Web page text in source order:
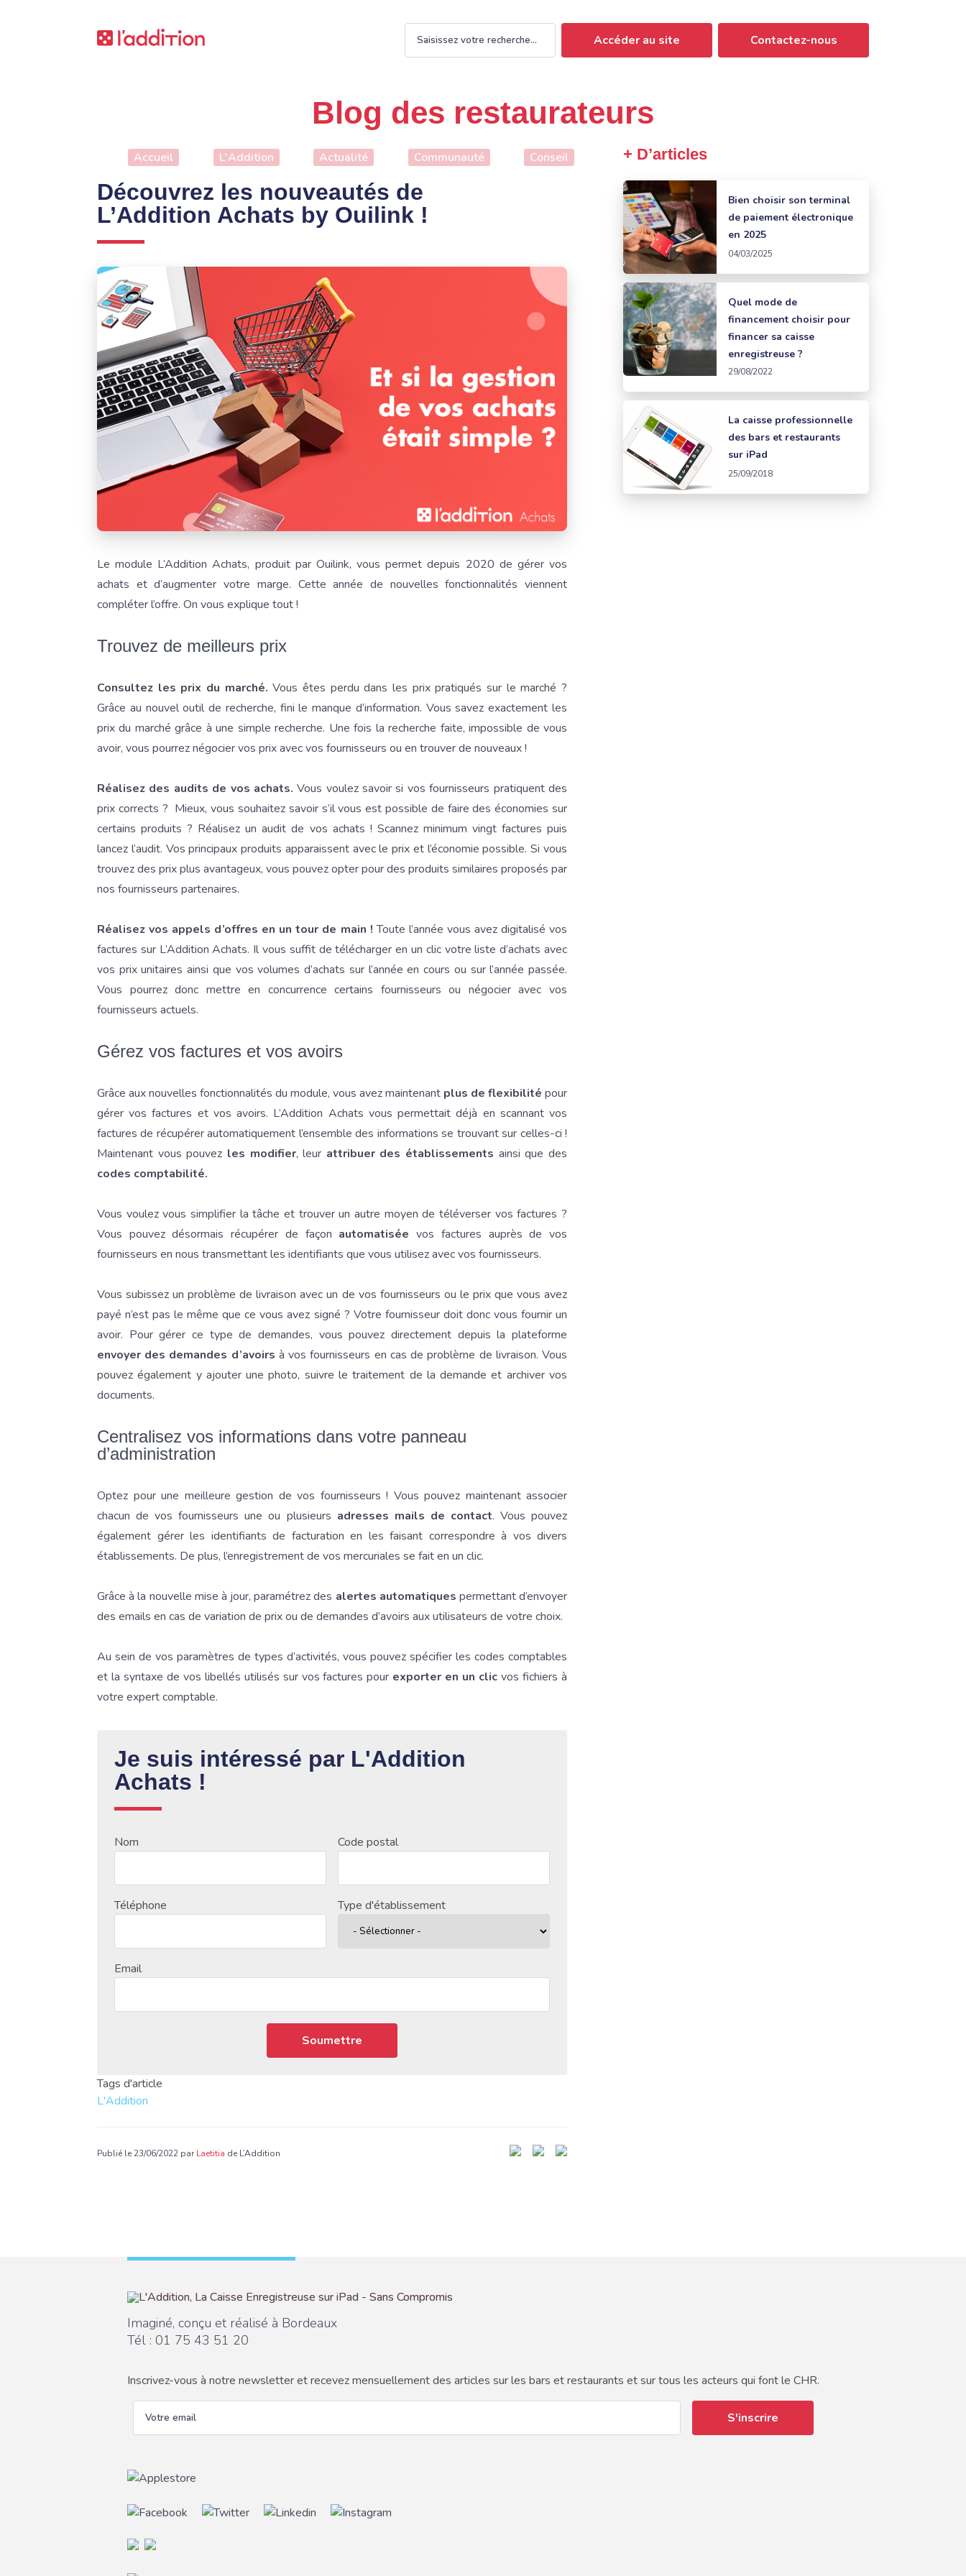
Accéder au site Contactez-nous
Blog des restaurateurs
Accueil L'Addition Actualité Communauté Conseil
Découvrez les nouveautés de
L’Addition Achats by Ouilink !
Le module L’Addition Achats, produit par Ouilink, vous permet depuis 2020 de gérer vos
achats et d’augmenter votre marge. Cette année de nouvelles fonctionnalités viennent
compléter l’offre. On vous explique tout !
Trouvez de meilleurs prix
Consultez les prix du marché. Vous êtes perdu dans les prix pratiqués sur le marché ?
Grâce au nouvel outil de recherche, fini le manque d’information. Vous savez exactement les
prix du marché grâce à une simple recherche. Une fois la recherche faite, impossible de vous
avoir, vous pourrez négocier vos prix avec vos fournisseurs ou en trouver de nouveaux !
Réalisez des audits de vos achats. Vous voulez savoir si vos fournisseurs pratiquent des
prix corrects ? Mieux, vous souhaitez savoir s’il vous est possible de faire des économies sur
certains produits ? Réalisez un audit de vos achats ! Scannez minimum vingt factures puis
lancez l’audit. Vos principaux produits apparaissent avec le prix et l’économie possible. Si vous
trouvez des prix plus avantageux, vous pouvez opter pour des produits similaires proposés par
nos fournisseurs partenaires.
Réalisez vos appels d’offres en un tour de main ! Toute l’année vous avez digitalisé vos
factures sur L’Addition Achats. Il vous suffit de télécharger en un clic votre liste d’achats avec
vos prix unitaires ainsi que vos volumes d’achats sur l’année en cours ou sur l’année passée.
Vous pourrez donc mettre en concurrence certains fournisseurs ou négocier avec vos
fournisseurs actuels.
Gérez vos factures et vos avoirs
Grâce aux nouvelles fonctionnalités du module, vous avez maintenant plus de flexibilité pour
gérer vos factures et vos avoirs. L’Addition Achats vous permettait déjà en scannant vos
factures de récupérer automatiquement l’ensemble des informations se trouvant sur celles-ci !
Maintenant vous pouvez les modifier, leur attribuer des établissements ainsi que des
codes comptabilité.
Vous voulez vous simplifier la tâche et trouver un autre moyen de téléverser vos factures ?
Vous pouvez désormais récupérer de façon automatisée vos factures auprès de vos
fournisseurs en nous transmettant les identifiants que vous utilisez avec vos fournisseurs.
Vous subissez un problème de livraison avec un de vos fournisseurs ou le prix que vous avez
payé n’est pas le même que ce vous avez signé ? Votre fournisseur doit donc vous fournir un
avoir. Pour gérer ce type de demandes, vous pouvez directement depuis la plateforme
envoyer des demandes d’avoirs à vos fournisseurs en cas de problème de livraison. Vous
pouvez également y ajouter une photo, suivre le traitement de la demande et archiver vos
documents.
Centralisez vos informations dans votre panneau
d’administration
Optez pour une meilleure gestion de vos fournisseurs ! Vous pouvez maintenant associer
chacun de vos fournisseurs une ou plusieurs adresses mails de contact. Vous pouvez
également gérer les identifiants de facturation en les faisant correspondre à vos divers
établissements. De plus, l’enregistrement de vos mercuriales se fait en un clic.
Grâce à la nouvelle mise à jour, paramétrez des alertes automatiques permettant d’envoyer
des emails en cas de variation de prix ou de demandes d’avoirs aux utilisateurs de votre choix.
Au sein de vos paramètres de types d’activités, vous pouvez spécifier les codes comptables
et la syntaxe de vos libellés utilisés sur vos factures pour exporter en un clic vos fichiers à
votre expert comptable.
Je suis intéressé par L'Addition
Achats !
Nom Code postal
Téléphone Type d'établissement
Email
Tags d'article
L'Addition
Publié le 23/06/2022 parLaetitia de L’Addition
+ D’articles
Bien choisir son terminal
de paiement électronique
en 2025
04/03/2025
Quel mode de
financement choisir pour
financer sa caisse
enregistreuse ?
29/08/2022
La caisse professionnelle
des bars et restaurants
sur iPad
25/09/2018
Imaginé, conçu et réalisé à Bordeaux
Tél : 01 75 43 51 20
Inscrivez-vous à notre newsletter et recevez mensuellement des articles sur les bars et restaurants et sur tous les acteurs qui font le CHR.